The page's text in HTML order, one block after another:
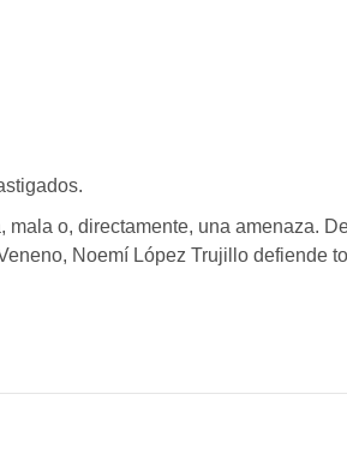
o, directamente, una amenaza.
Noemí López Trujillo defiende